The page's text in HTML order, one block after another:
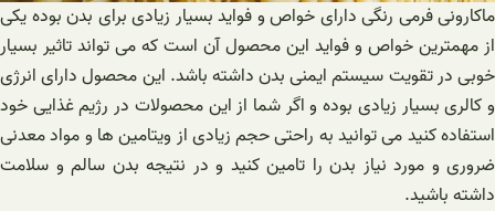
ماکارونی فرمی رنگی دارای خواص و فواید بسیار زیادی برای بدن بوده یکی
از مهمترین خواص و فواید این محصول آن است که می تواند تاثیر بسیار
خوبی در تقویت سیستم ایمنی بدن داشته باشد. این محصول دارای انرژی
و کالری بسیار زیادی بوده و اگر شما از این محصولات در رژیم غذایی خود
استفاده کنید می توانید به راحتی حجم زیادی از ویتامین ها و مواد معدنی
ضروری و مورد نیاز بدن را تامین کنید و در نتیجه بدن سالم و سلامت
داشته باشید.